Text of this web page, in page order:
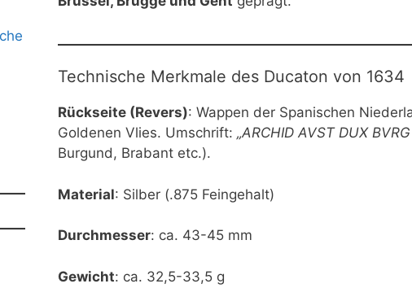
Technische Merkmale des Ducaton von 1634
Rückseite (Revers): Wappen der Spanischen
Goldenen Vlies. Umschrift: „ARCHID AVST DUX
Burgund, Brabant etc.).
Material: Silber (.875 Feingehalt)
Durchmesser: ca. 43-45 mm
Gewicht: ca. 32,5-33,5 g